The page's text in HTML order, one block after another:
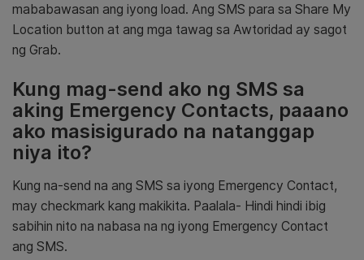
mababawasan ang iyong load. Ang SMS para sa Share My
Location button at ang mga tawag sa Awtoridad ay sagot
ng Grab.
Kung mag-send ako ng SMS sa
aking Emergency Contacts, paaano
ako masisigurado na natanggap
niya ito?
Kung na-send na ang SMS sa iyong Emergency Contact,
may checkmark kang makikita. Paalala- Hindi hindi ibig
sabihin nito na nabasa na ng iyong Emergency Contact
ang SMS.